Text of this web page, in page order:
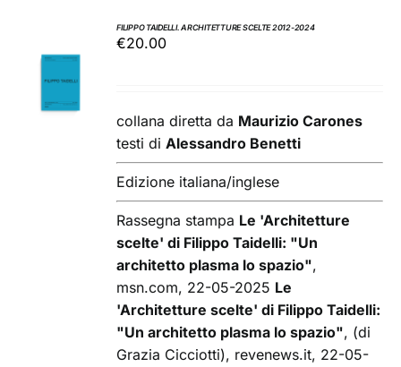
CARRELLO
/
FILIPPO TAIDELLI. ARCHITETTURE SCELTE 2012-2024
€20.00
collana diretta da Maurizio Carones
testi diAlessandro Benetti
Edizione italiana/inglese
Rassegna stampa Le 'Architetture
scelte' di Filippo Taidelli: "Un
architetto plasma lo spazio",
msn.com, 22-05-2025 Le
'Architetture scelte' di Filippo Taidelli:
"Un architetto plasma lo spazio", (di
Grazia Cicciotti), revenews.it, 22-05-